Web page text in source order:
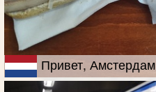
Привет, Амстердам